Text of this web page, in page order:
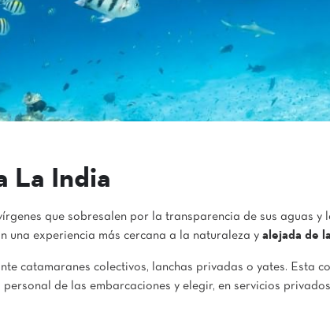
La India
que sobresalen por la transparencia de sus aguas
una experiencia más cercana a la naturaleza yalejada de
catamaranes colectivos, lanchas privadas o yates. Esta
de las embarcaciones y elegir, en servicios